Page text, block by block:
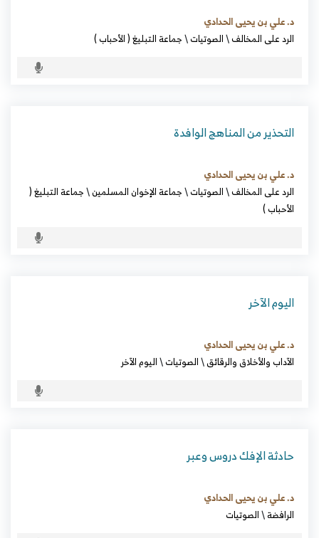
د. علي بن يحيى الحدادي
الرد على المخالف\الصوتيات\جماعة التبليغ ( الأحباب )
التحذير من المناهج الوافدة
د. علي بن يحيى الحدادي
الرد على المخالف\الصوتيات\جماعة الإخوان المسلمين\جماعة التبليغ (
الأحباب )
اليوم الآخر
د. علي بن يحيى الحدادي
الآداب والأخلاق والرقائق\الصوتيات\اليوم الآخر
حادثة الإفك دروس وعبر
د. علي بن يحيى الحدادي
الرافضة\الصوتيات